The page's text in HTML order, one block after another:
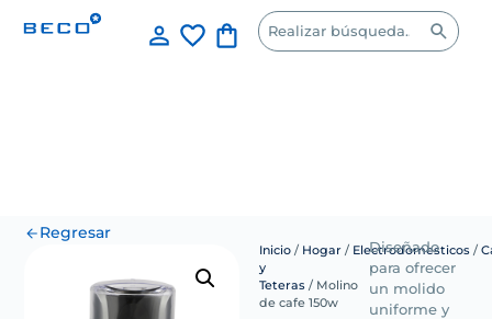
Regresar
Inicio / Hogar / Electrodomesticos /
y
Teteras / Molino
de cafe 150w
Diseñado
para ofrecer
un molido
uniforme y